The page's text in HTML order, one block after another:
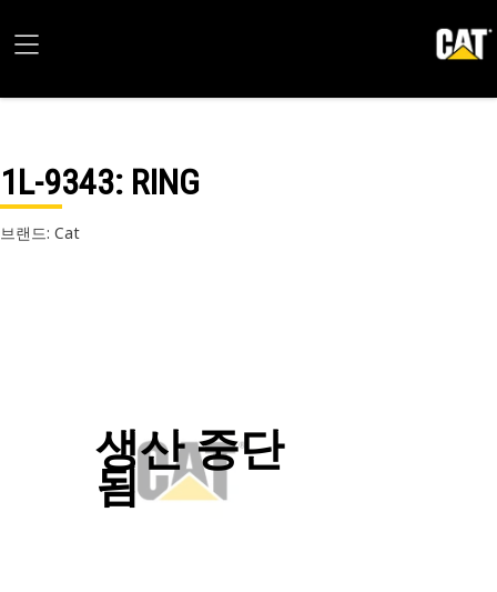
1L-9343: RING
브랜드: Cat
생산 중단
됨